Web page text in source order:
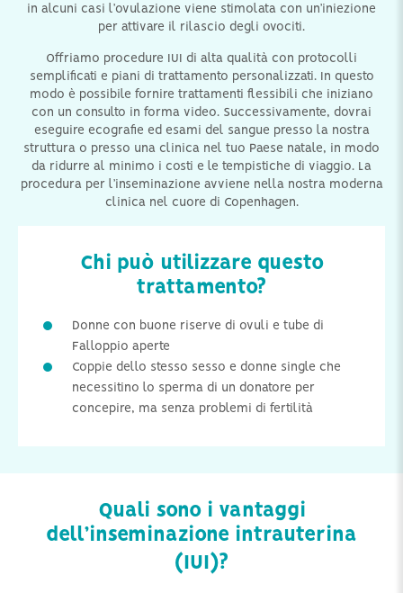
in alcuni casi l’ovulazione viene stimolata con un’iniezione
per attivare il rilascio degli ovociti.
Offriamo procedure IUI di alta qualità con protocolli
semplificati e piani di trattamento personalizzati. In questo
modo è possibile fornire trattamenti flessibili che iniziano
con un consulto in forma video. Successivamente, dovrai
eseguire ecografie ed esami del sangue presso la nostra
struttura o presso una clinica nel tuo Paese natale, in modo
da ridurre al minimo i costi e le tempistiche di viaggio. La
procedura per l’inseminazione avviene nella nostra moderna
clinica nel cuore di Copenhagen.
Chi può utilizzare questo
trattamento?
Donne con buone riserve di ovuli e tube di
Falloppio aperte
Coppie dello stesso sesso e donne single che
necessitino lo sperma di un donatore per
concepire, ma senza problemi di fertilità
Quali sono i vantaggi
dell’inseminazione intrauterina
(IUI)?
La procedura IUI è
perfetta per coppie dello
stesso sesso e donne
single con buone riserve
La procedura IUI è la
forma più sicura di
trattamento per la
effetti collaterali
relazionati ad alcune
forme...